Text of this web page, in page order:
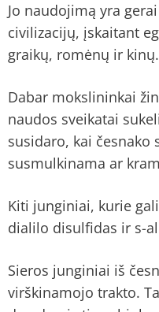
Jo naudojimą yra
civilizacijų, įskaitant
graikų, romėnų ir kinų.
Dabar mokslininkai
naudos sveikatai
susidaro, kai česnako
susmulkinama ar
Kiti junginiai, kurie
dialilo disulfidas ir s-
Sieros junginiai iš
virškinamojo trakto.